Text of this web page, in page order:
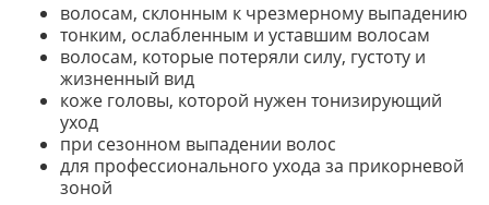
волосам, склонным к чрезмерному выпадению
тонким, ослабленным и уставшим волосам
волосам, которые потеряли силу, густоту и
жизненный вид
коже головы, которой нужен тонизирующий
уход
при сезонном выпадении волос
для профессионального ухода за прикорневой
зоной